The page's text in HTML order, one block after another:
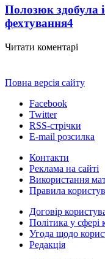
Полозюк здобула
фехтування4
Читати коментарі
Повна версія сайту
Facebook
Twitter
RSS-стрічки
E-mail розсилка
Контакти
Реклама на сайті
Використання
Правила
Договір
Політика у сфері
Угода щодо
Редакція